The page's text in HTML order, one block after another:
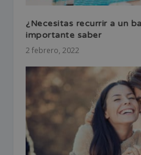
¿Necesitas recurrir a un
importante saber
2 febrero, 2022